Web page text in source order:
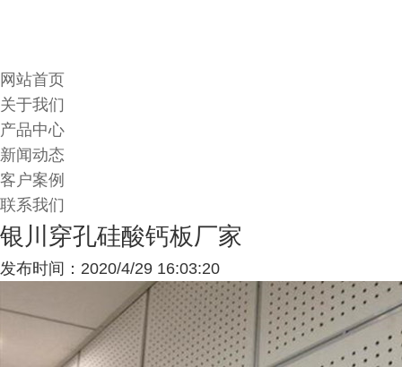
网站首页
关于我们
产品中心
新闻动态
客户案例
联系我们
银川穿孔硅酸钙板厂家
发布时间：2020/4/29 16:03:20